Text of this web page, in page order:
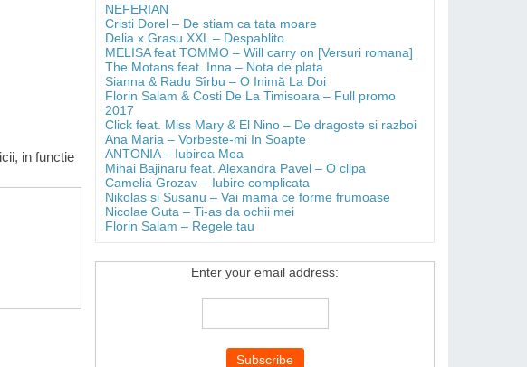
in functie
NEFERIAN
Cristi Dorel – De stiam ca tata moare
Delia x Grasu XXL – Despablito
MELISA feat TOMMO – Will carry on [Versuri romana]
The Motans feat. Inna – Nota de plata
Sianna & Radu Sîrbu – O Inimă La Doi
Florin Salam & Costi De La Timisoara – Full promo
2017
Click feat. Miss Mary & El Nino – De dragoste si razboi
Ana Maria – Vorbeste-mi In Soapte
ANTONIA – Iubirea Mea
Mihai Bajinaru feat. Alexandra Pavel – O clipa
Camelia Grozav – Iubire complicata
Nikolas si Susanu – Vai mama ce forme frumoase
Nicolae Guta – Ti-as da ochii mei
Florin Salam – Regele tau
Enter your email address: